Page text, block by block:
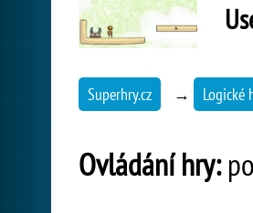
Superhry.cz → Logické
Ovládání hry: